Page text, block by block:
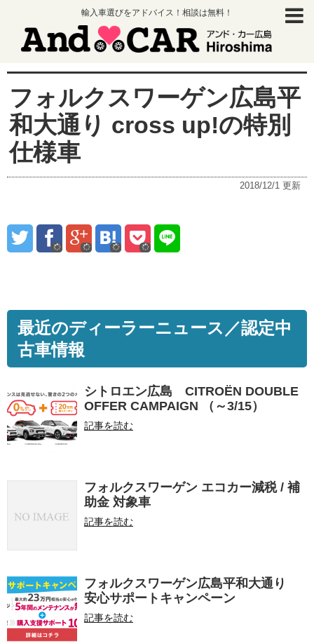
輸入車選びをアドバイス！相談は無料！
フォルクスワーゲン広島平
和大通り cross up!の特別
仕様車
2018/12/1 更新
最近のディーラーニュース／認定中
古車情報
シトロエン広島 CITROËN DOUBLE
OFFER CAMPAIGN （～3/15）
記事を読む
フォルクスワーゲン エコカー減税 / 補
助金 対象車
記事を読む
フォルクスワーゲン広島平和大通り
安心サポートキャンペーン
記事を読む